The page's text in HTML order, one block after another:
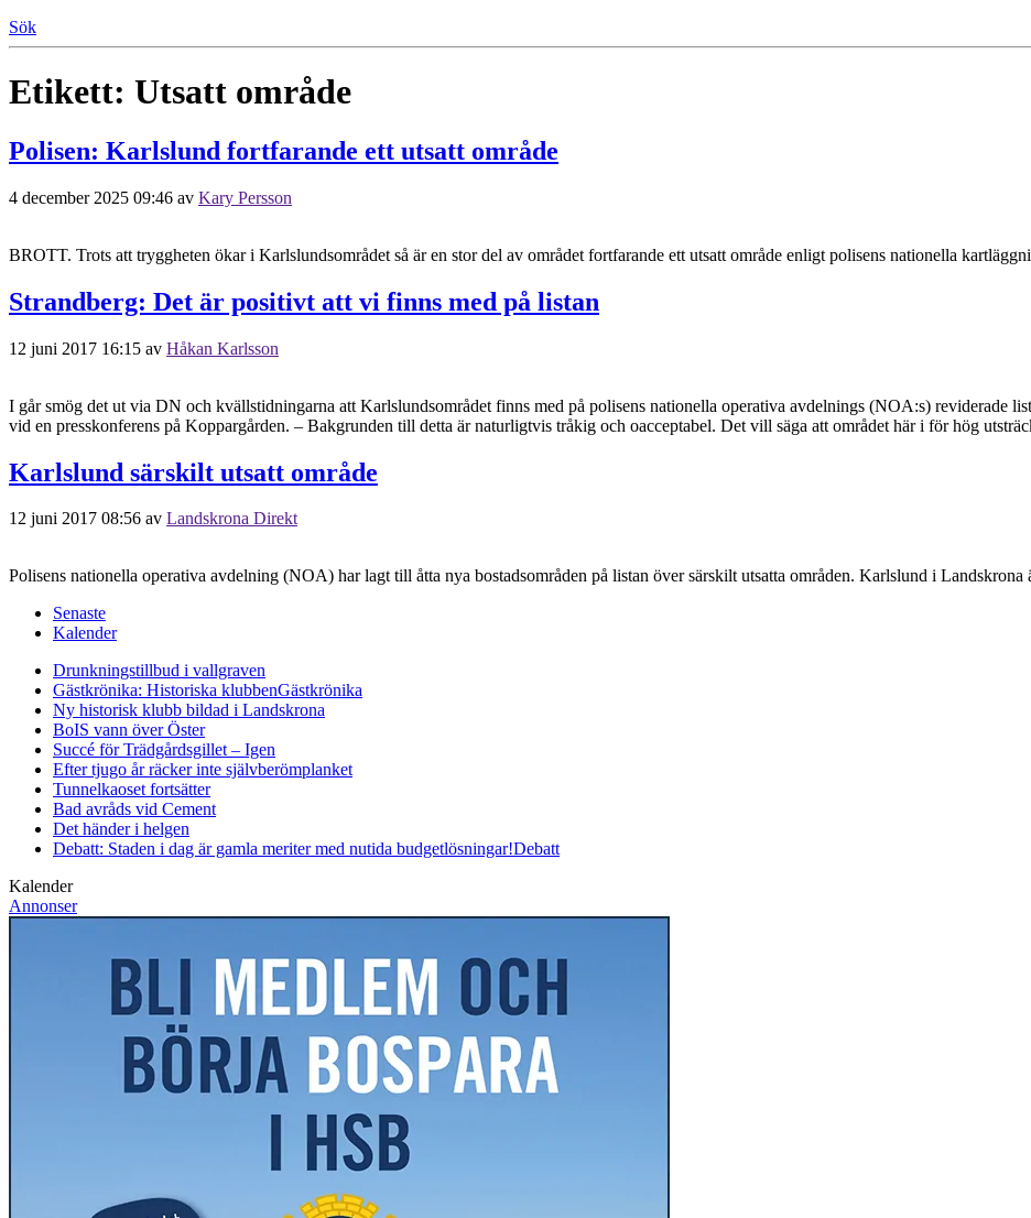
Sök
Etikett: Utsatt område
Polisen: Karlslund fortfarande ett utsatt område
4 december 2025 09:46 av Kary Persson
BROTT. Trots att tryggheten ökar i Karlslundsområdet så är en stor del av området fortfarande ett utsatt område enligt polisens nationella
Strandberg: Det är positivt att vi finns med på listan
12 juni 2017 16:15 av Håkan Karlsson
I går smög det ut via DN och kvällstidningarna att Karlslundsområdet finns med på polisens nationella operativa avdelnings (NOA:s) reviderade
vid en presskonferens på Koppargården. – Bakgrunden till detta är naturligtvis tråkig och oacceptabel. Det vill säga att området här i för hög
Karlslund särskilt utsatt område
12 juni 2017 08:56 av Landskrona Direkt
Polisens nationella operativa avdelning (NOA) har lagt till åtta nya bostadsområden på listan över särskilt utsatta områden. Karlslund i Landskrona
Senaste
Kalender
Drunkningstillbud i vallgraven
Gästkrönika: Historiska klubbenGästkrönika
Ny historisk klubb bildad i Landskrona
BoIS vann över Öster
Succé för Trädgårdsgillet – Igen
Efter tjugo år räcker inte självberömplanket
Tunnelkaoset fortsätter
Bad avråds vid Cement
Det händer i helgen
Debatt: Staden i dag är gamla meriter med nutida budgetlösningar!Debatt
Kalender
Annonser